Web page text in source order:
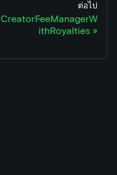
ต่อไป
CreatorFeeManagerW
ithRoyalties